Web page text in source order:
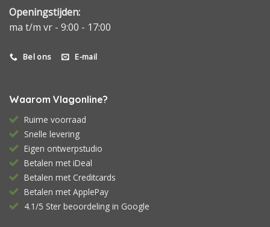
Openingstijden:
ma t/m vr - 9:00 - 17:00
Bel ons E-mail
Waarom Vlagonline?
Ruime voorraad
Snelle levering
Eigen ontwerpstudio
Betalen met iDeal
Betalen met Creditcards
Betalen met ApplePay
4.1/5 Ster beoordeling in Google